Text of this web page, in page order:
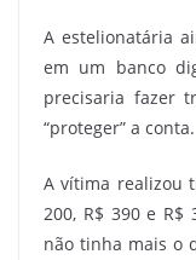
A estelionatária
em um banco
precisaria fazer
“proteger” a conta.
A vítima realizou
200, R$ 390 e R$
não tinha mais o